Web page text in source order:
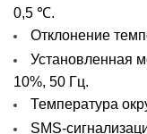
0,5 ℃.
Отклонение
Установленная
10%, 50 Гц.
Температура
SMS-